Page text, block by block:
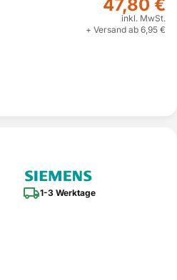
47,80 €
inkl. MwSt.
+ Versand ab 6,95 €
1-3 Werktage